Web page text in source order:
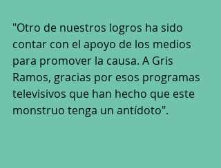
"Otro de nuestros logros ha sido
contar con el apoyo de los medios
para promover la causa. A Gris
Ramos, gracias por esos programas
televisivos que han hecho que este
monstruo tenga un antídoto".